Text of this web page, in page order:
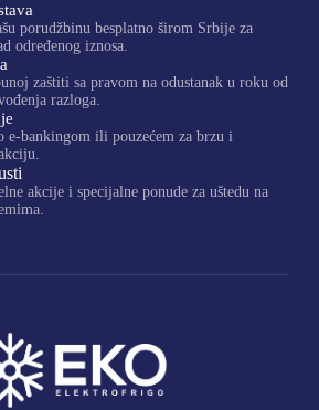
porudžbinu besplatno širom Srbije za
određenog iznosa.
zaštiti sa pravom na odustanak u roku od
razloga.
e-bankingom ili pouzećem za brzu i
akcije i specijalne ponude za uštedu na